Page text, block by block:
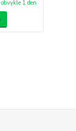
obvykle 1 den